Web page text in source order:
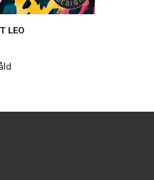
LEO